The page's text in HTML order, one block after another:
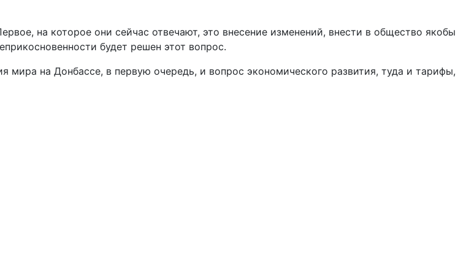
на которое они сейчас отвечают, это внесение изменений, внести в общество якобы
будет решен этот вопрос.
мира на Донбассе, в первую очередь, и вопрос экономического развития, туда и тарифы,